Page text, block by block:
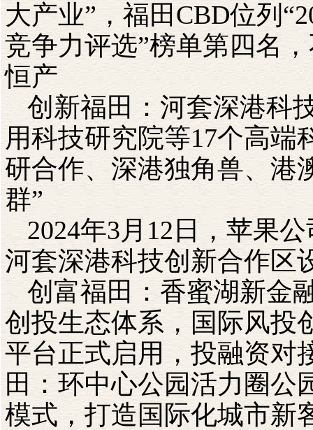
大产业”，福田 CBD位列“
竞争力评选”榜单第四名
恒产
创新福田：河套深港科
用科技研究院等17个高端
研合作、深港独角兽、港
群”
2024年3月 12 日，苹果
河套深港科技创新合作区
创富福田：香蜜湖新金
创投生态体系，国际风投
平台正式启用，投融资对
田：环中心公园活力圈公
模式，打造国际化城市新